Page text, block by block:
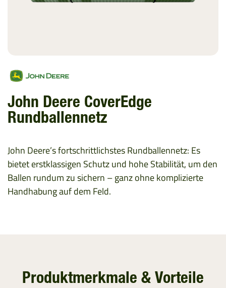
John Deere CoverEdge
Rundballennetz
John Deere’s fortschrittlichstes Rundballennetz: Es
bietet erstklassigen Schutz und hohe Stabilität, um den
Ballen rundum zu sichern – ganz ohne komplizierte
Handhabung auf dem Feld.
Produktmerkmale & Vorteile